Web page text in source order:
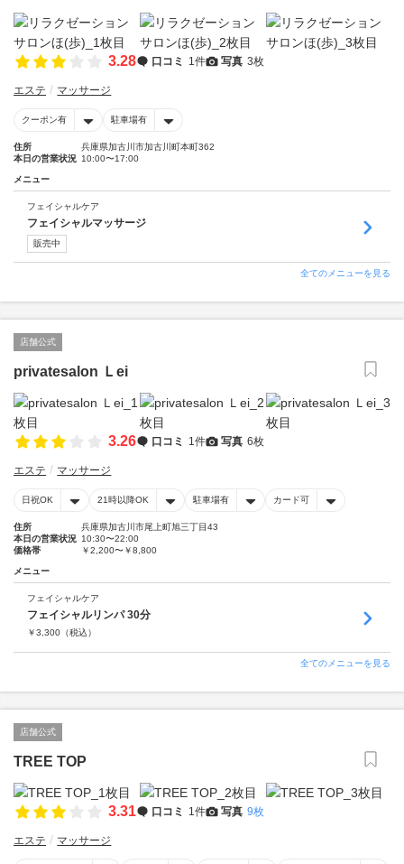
3.28 口コミ 1件 写真 3枚
エステ マッサージ
クーポン有 駐車場有
住所
兵庫県加古川市加古川町本町362
本日の営業状況 10:00〜17:00
メニュー
フェイシャルケア
フェイシャルマッサージ
販売中
全てのメニューを見る
店舗公式
privatesalon Ｌei
3.26 口コミ 1件 写真 6枚
エステ マッサージ
日祝OK 21時以降OK 駐車場有 カード可
住所
兵庫県加古川市尾上町旭三丁目43
本日の営業状況 10:30〜22:00
価格帯
￥2,200〜￥8,800
メニュー
フェイシャルケア
フェイシャルリンパ 30分
￥3,300 （税込）
全てのメニューを見る
店舗公式
TREE TOP
3.31 口コミ 1件 写真 9枚
エステ マッサージ